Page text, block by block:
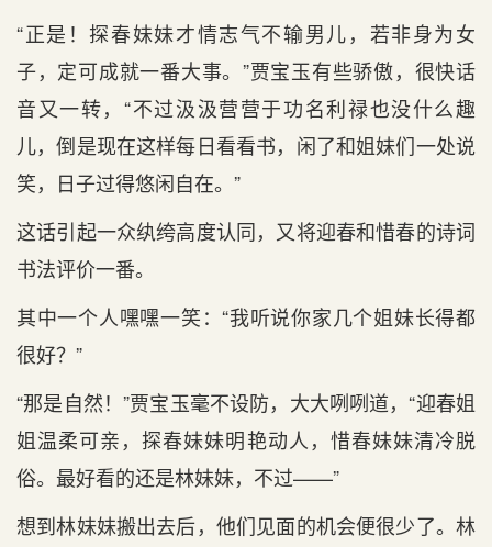
“正是！探春妹妹才情志气不输男儿，若非身为女
子，定可成就一番大事。”贾宝玉有些骄傲，很快话
音又一转，“不过汲汲营营于功名利禄也没什么趣
儿，倒是现在这样每日看看书，闲了和姐妹们一处说
笑，日子过得悠闲自在。”
这话引起一众纨绔高度认同，又将迎春和惜春的诗词
书法评价一番。
其中一个人嘿嘿一笑：“我听说你家几个姐妹长得都
很好？”
“那是自然！”贾宝玉毫不设防，大大咧咧道，“迎春姐
姐温柔可亲，探春妹妹明艳动人，惜春妹妹清冷脱
俗。最好看的还是林妹妹，不过——”
想到林妹妹搬出去后，他们见面的机会便很少了。林